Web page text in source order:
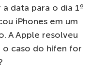
data para o dia 1º
iPhones em um
A Apple resolveu
o caso do hífen for